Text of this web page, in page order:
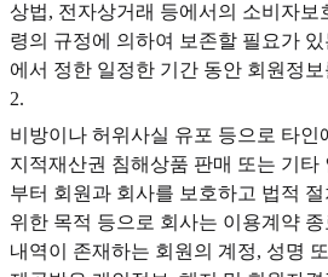
상법, 전자상거래 등에서의 소비자보
령의 규정에 의하여 보존할 필요가
에서 정한 일정한 기간 동안 회원정
2.
비방이나 허위사실 유포 등으로 타인
지적재산권 침해상품 판매 또는 기타
부터 회원과 회사를 보호하고 법적
위한 목적 등으로 회사는 이용계약
내역이 존재하는 회원의 계정, 성명